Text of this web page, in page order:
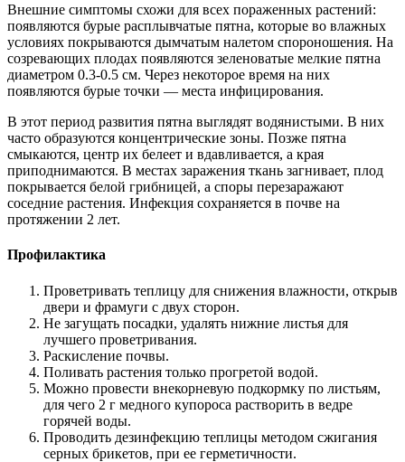
Внешние симптомы схожи для всех пораженных растений:
появляются бурые расплывчатые пятна, которые во влажных
условиях покрываются дымчатым налетом спороношения. На
созревающих плодах появляются зеленоватые мелкие пятна
диаметром 0.3-0.5 см. Через некоторое время на них
появляются бурые точки — места инфицирования.
В этот период развития пятна выглядят водянистыми. В них
часто образуются концентрические зоны. Позже пятна
смыкаются, центр их белеет и вдавливается, а края
приподнимаются. В местах заражения ткань загнивает, плод
покрывается белой грибницей, а споры перезаражают
соседние растения. Инфекция сохраняется в почве на
протяжении 2 лет.
Профилактика
Проветривать теплицу для снижения влажности, открыв
двери и фрамуги с двух сторон.
Не загущать посадки, удалять нижние листья для
лучшего проветривания.
Раскисление почвы.
Поливать растения только прогретой водой.
Можно провести внекорневую подкормку по листьям,
для чего 2 г медного купороса растворить в ведре
горячей воды.
Проводить дезинфекцию теплицы методом сжигания
серных брикетов, при ее герметичности.